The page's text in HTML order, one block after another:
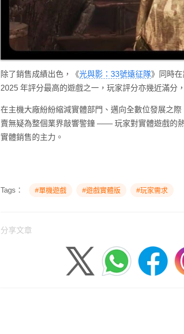
除了銷售成績出色，《光與影：33號遠征隊》同時
2025 年評分最高的遊戲之一，玩家評分亦幾近滿分
在主機大廠紛紛縮減實體部門、邁向全數位發展之際
賣無疑為整個業界敲響警鐘 —— 玩家對實體遊戲的
實體銷售的主力。
Tags： #單機遊戲 #遊戲實體版 #玩家需求
分享文章